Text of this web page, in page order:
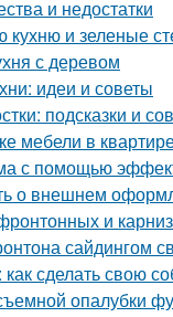
и недостатки
кухню и зеленые
с деревом
идеи и советы
подсказки и
мебели в
с помощью
о внешнем
и
сайдингом
сделать свою
опалубки